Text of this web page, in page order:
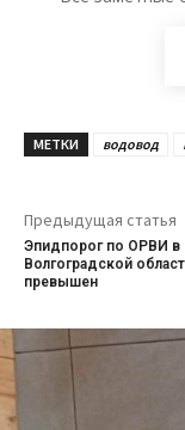
МЕТКИ водовод
Предыдущая статья
Эпидпорог по ОРВИ в
Волгоградской
превышен